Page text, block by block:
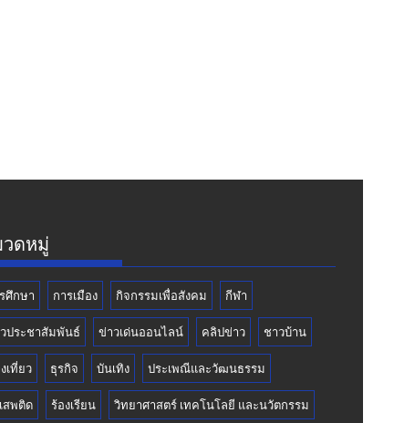
ดหมู่
ศึกษา การเมือง กิจกรรมเพื่อสังคม กีฬา
ประชาสัมพันธ์ ข่าวเด่นออนไลน์ คลิปข่าว ชาวบ้าน
เที่ยว ธุรกิจ บันเทิง ประเพณีและวัฒนธรรม
สพติด ร้องเรียน วิทยาศาสตร์ เทคโนโลยี และนวัตกรรม